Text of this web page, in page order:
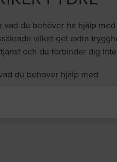
du behöver ha hjälp
vilket get extra
och du förbinder dig
du behover hjälp med